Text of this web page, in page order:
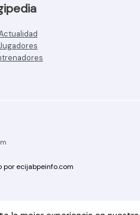
por ecijabpeinfo.com